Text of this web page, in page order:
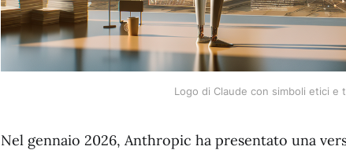
Logo di Claude con simboli etici e
Nel gennaio 2026, Anthropic ha presentato una